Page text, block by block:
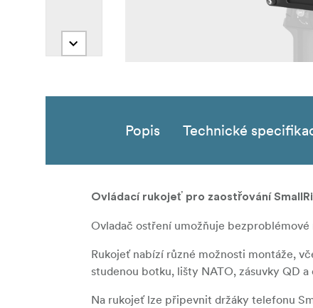
Popis Technické
Ovládací rukojeť pro zaostřování
Ovladač ostření umožňuje
Rukojeť nabízí různé možnosti montáže,
studenou botku, lišty NATO, zásuvky QD
Na rukojeť lze připevnit držáky telefonu